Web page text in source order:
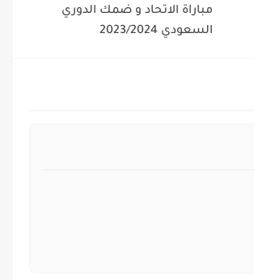
مباراة الاتحاد و ضمك الدوري
السعودي 2023/2024